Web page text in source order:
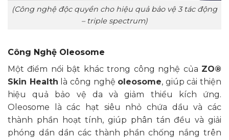
(Công nghệ độc quyền cho hiệu quả bảo vệ 3 tác động
– triple spectrum)
Công Nghệ Oleosome
Một điểm nổi bật khác trong công nghệ của ZO®
Skin Health là công nghệ oleosome, giúp cải thiện
hiệu quả bảo vệ da và giảm thiểu kích ứng.
Oleosome là các hạt siêu nhỏ chứa dầu và các
thành phần hoạt tính, giúp phân tán đều và giải
phóng dần dần các thành phần chống nắng trên